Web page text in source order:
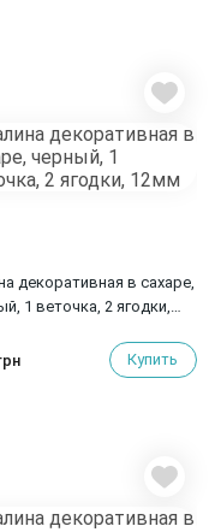
декоративная в сахаре,
1 веточка, 2 ягодки,
Купить